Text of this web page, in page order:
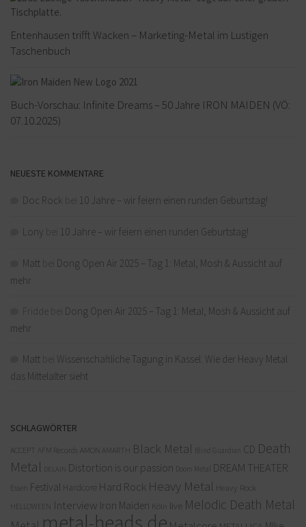
Entenhausen trifft Wacken – Marketing-Metal im Lustigen
Taschenbuch
Buch-Vorschau: Infinite Dreams – 50 Jahre IRON MAIDEN (VÖ:
07.10.2025)
NEUESTE KOMMENTARE
Doc Rock 10 Jahre – wir feiern einen runden Geburtstag!
Lony 10 Jahre – wir feiern einen runden Geburtstag!
Matt
Dong Open Air 2025 – Tag 1: Metal, Mosh & Aussicht auf
mehr
Dong Open Air 2025 – Tag 1: Metal, Mosh & Aussicht auf
mehr
Matt
Wissenschaftliche Tagung in Kassel: Wie der Heavy Metal
das Mittelalter sieht
SCHLAGWÖRTER
ACCEPT AFM Records AMON AMARTH Black Metal Blind Guardian CD Death
Metal
DELAIN Distortion is our passion Doom Metal DREAM THEATER
Essen Festival Hardcore Hard Rock Heavy Metal Heavy Rock
HELLOWEEN Interview Iron Maiden Köln live Melodic Death Metal